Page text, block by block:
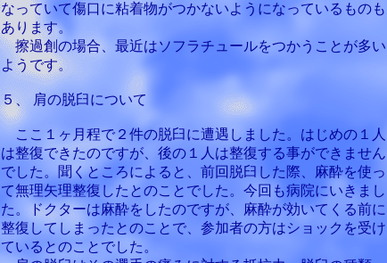
なっていて傷口に粘着物がつかないようになっているものも
あります。
擦過創の場合、最近はソフラチュールをつかうことが多い
ようです。
５、 肩の脱臼について
ここ１ヶ月程で２件の脱臼に遭遇しました。はじめの１人
は整復できたのですが、後の１人は整復する事ができません
でした。聞くところによると、前回脱臼した際、麻酔を使っ
て無理矢理整復したとのことでした。今回も病院にいきまし
た。ドクターは麻酔をしたのですが、麻酔が効いてくる前に
整復してしまったとのことで、参加者の方はショックを受け
ているとのことでした。